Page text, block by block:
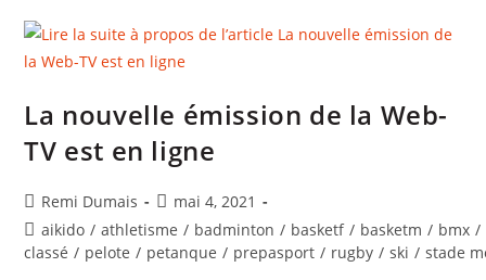
La nouvelle émission de la Web-
TV est en ligne
Auteur/autrice
de
la
publication :
Remi Dumais
Publication
publiée :
mai 4, 2021
Post
category:
aikido / athletisme / badminton / basketf / basketm / bmx /
classé / pelote / petanque / prepasport / rugby / ski / stade